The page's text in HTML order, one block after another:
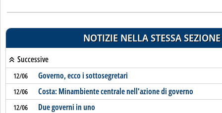
NOTIZIE NELLA STESSA SEZIONE
Successive
12/06 Governo, ecco i sottosegretari
12/06 Costa: Minambiente centrale nell'azione di governo
12/06 Due governi in uno